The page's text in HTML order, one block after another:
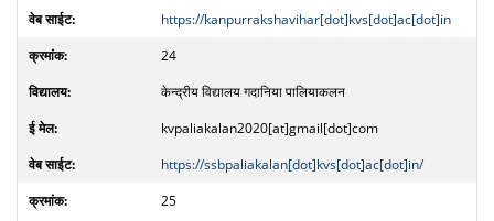
https://kanpurrakshavihar[dot]kvs[dot]ac[dot]in
24
केन्द्रीय विद्यालय गदानिया पालियाकलन
kvpaliakalan2020[at]gmail[dot]com
https://ssbpaliakalan[dot]kvs[dot]ac[dot]in/
25